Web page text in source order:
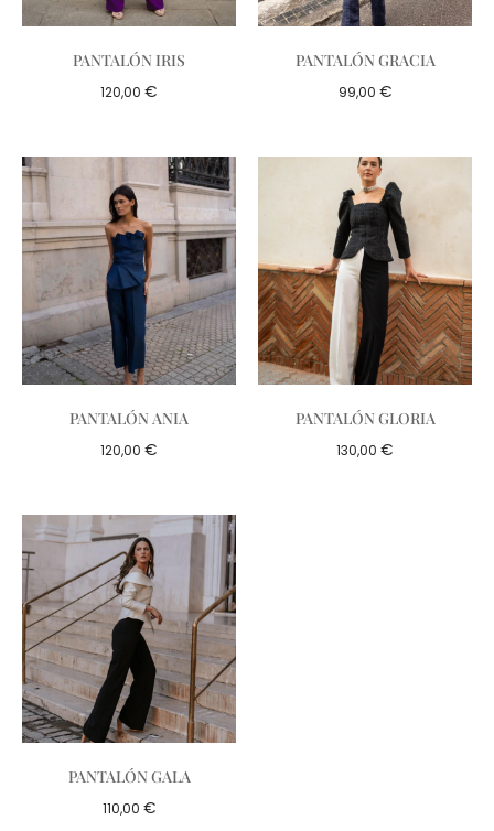
PANTALÓN IRIS
120,00 €
PANTALÓN GRACIA
99,00 €
PANTALÓN ANIA
120,00 €
PANTALÓN GLORIA
130,00 €
PANTALÓN GALA
110,00 €